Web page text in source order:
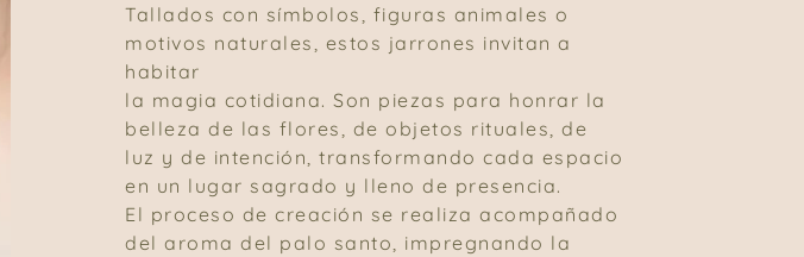
Tallados con símbolos, figuras animales o
motivos naturales, estos jarrones invitan a
habitar
la magia cotidiana. Son piezas para honrar la
belleza de las flores, de objetos rituales, de
luz y de intención, transformando cada espacio
en un lugar sagrado y lleno de presencia.
El proceso de creación se realiza acompañado
del aroma del palo santo, impregnando la